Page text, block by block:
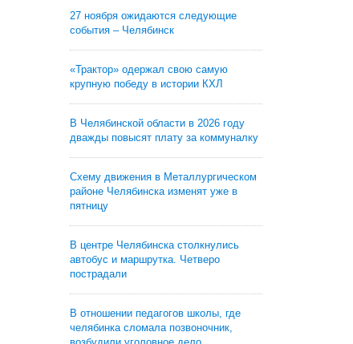
27 ноября ожидаются следующие
события – Челябинск
«Трактор» одержал свою самую
крупную победу в истории КХЛ
В Челябинской области в 2026 году
дважды повысят плату за коммуналку
Схему движения в Металлургическом
районе Челябинска изменят уже в
пятницу
В центре Челябинска столкнулись
автобус и маршрутка. Четверо
пострадали
В отношении педагогов школы, где
челябинка сломала позвоночник,